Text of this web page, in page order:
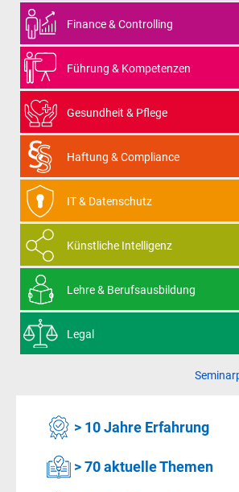
Finance & Controlling
Führung & Kompetenzen
Gesundheit & Pflege
Haftung & Compliance
IT & Datenschutz
Künstliche Intelligenz
Lehre & Berufsausbildung
Legal
> 10 Jahre Erfahrung
> 70 aktuelle Themen